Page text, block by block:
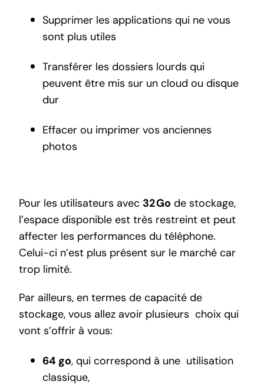
Supprimer les applications qui ne vous
sont plus utiles
Transférer les dossiers lourds qui
peuvent être mis sur un cloud ou disque
dur
Effacer ou imprimer vos anciennes
photos
Pour les utilisateurs avec 32 Go de stockage,
l’espace disponible est très restreint et peut
affecter les performances du téléphone.
Celui-ci n’est plus présent sur le marché car
trop limité.
Par ailleurs, en termes de capacité de
stockage, vous allez avoir plusieurs choix qui
vont s’offrir à vous:
64 go, qui correspond à une utilisation
classique,